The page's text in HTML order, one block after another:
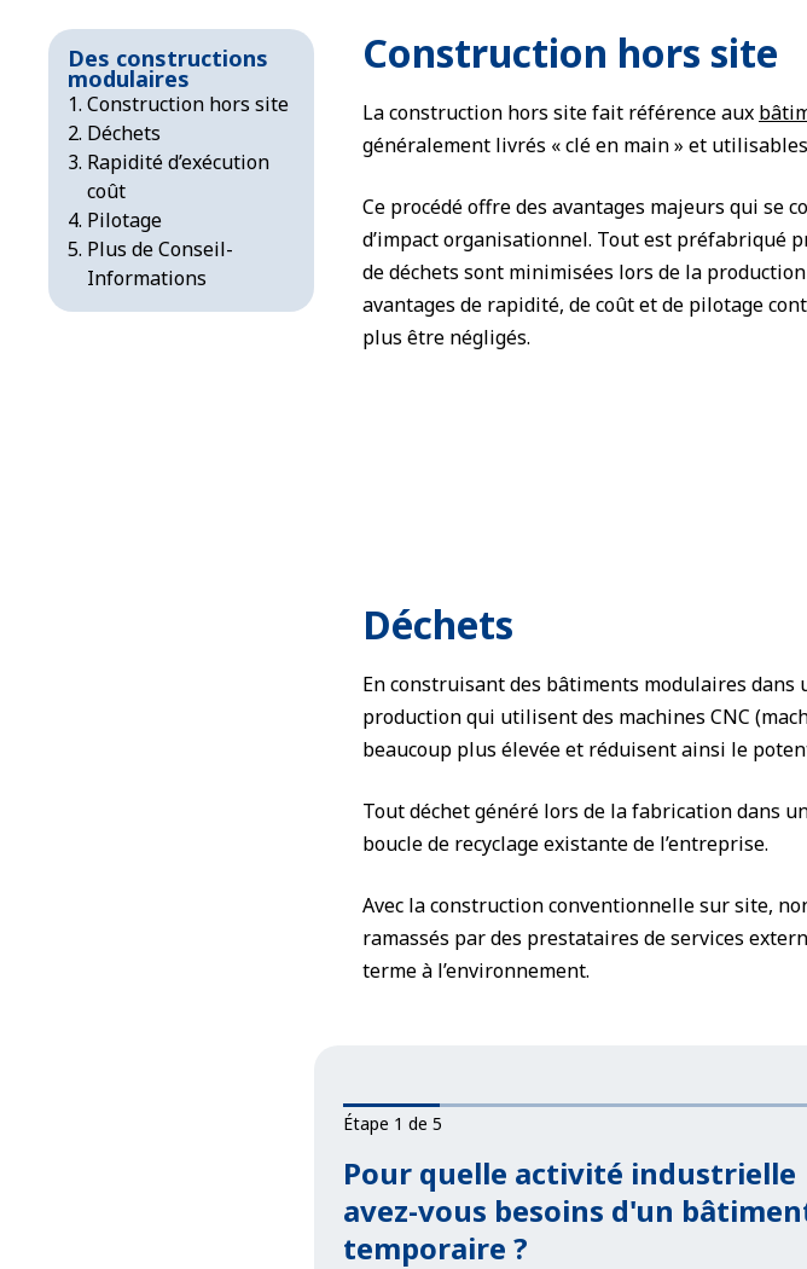
Des constructions
modulaires
Construction hors site
Déchets
Rapidité d’exécution
coût
Pilotage
Plus de Conseil-
Informations
Construction hors site
La construction hors site fait référence aux
généralement livrés « clé en main » et
Ce procédé offre des avantages majeurs qui se
d’impact organisationnel. Tout est préfabriqué
de déchets sont minimisées lors de la
avantages de rapidité, de coût et de pilotage
plus être négligés.
Déchets
En construisant des bâtiments modulaires dans
production qui utilisent des machines CNC
beaucoup plus élevée et réduisent ainsi le
Tout déchet généré lors de la fabrication dans
boucle de recyclage existante de l’entreprise.
Avec la construction conventionnelle sur site,
ramassés par des prestataires de services
terme à l’environnement.
Étape 1 de 5
Pour quelle activité industrielle
avez-vous besoins d'un
temporaire ?